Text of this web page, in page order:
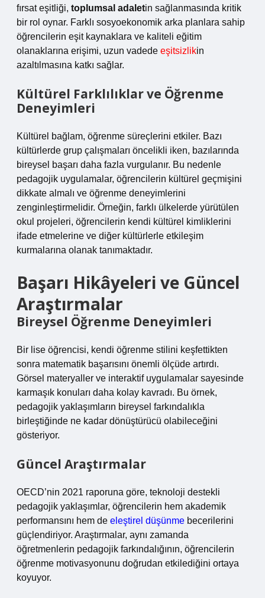
fırsat eşitliği, toplumsal adaletin sağlanmasında kritik
bir rol oynar. Farklı sosyoekonomik arka planlara sahip
öğrencilerin eşit kaynaklara ve kaliteli eğitim
olanaklarına erişimi, uzun vadede eşitsizlikin
azaltılmasına katkı sağlar.
Kültürel Farklılıklar ve Öğrenme
Deneyimleri
Kültürel bağlam, öğrenme süreçlerini etkiler. Bazı
kültürlerde grup çalışmaları öncelikli iken, bazılarında
bireysel başarı daha fazla vurgulanır. Bu nedenle
pedagojik uygulamalar, öğrencilerin kültürel geçmişini
dikkate almalı ve öğrenme deneyimlerini
zenginleştirmelidir. Örneğin, farklı ülkelerde yürütülen
okul projeleri, öğrencilerin kendi kültürel kimliklerini
ifade etmelerine ve diğer kültürlerle etkileşim
kurmalarına olanak tanımaktadır.
Başarı Hikâyeleri ve Güncel
Araştırmalar
Bireysel Öğrenme Deneyimleri
Bir lise öğrencisi, kendi öğrenme stilini keşfettikten
sonra matematik başarısını önemli ölçüde artırdı.
Görsel materyaller ve interaktif uygulamalar sayesinde
karmaşık konuları daha kolay kavradı. Bu örnek,
pedagojik yaklaşımların bireysel farkındalıkla
birleştiğinde ne kadar dönüştürücü olabileceğini
gösteriyor.
Güncel Araştırmalar
OECD’nin 2021 raporuna göre, teknoloji destekli
pedagojik yaklaşımlar, öğrencilerin hem akademik
performansını hem de eleştirel düşünme becerilerini
güçlendiriyor. Araştırmalar, aynı zamanda
öğretmenlerin pedagojik farkındalığının, öğrencilerin
öğrenme motivasyonunu doğrudan etkilediğini ortaya
koyuyor.